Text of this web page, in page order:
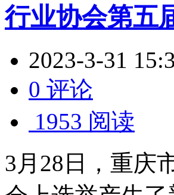
行业协会第五
2023-3-31
0 评论
1953 阅读
3月28日，重庆